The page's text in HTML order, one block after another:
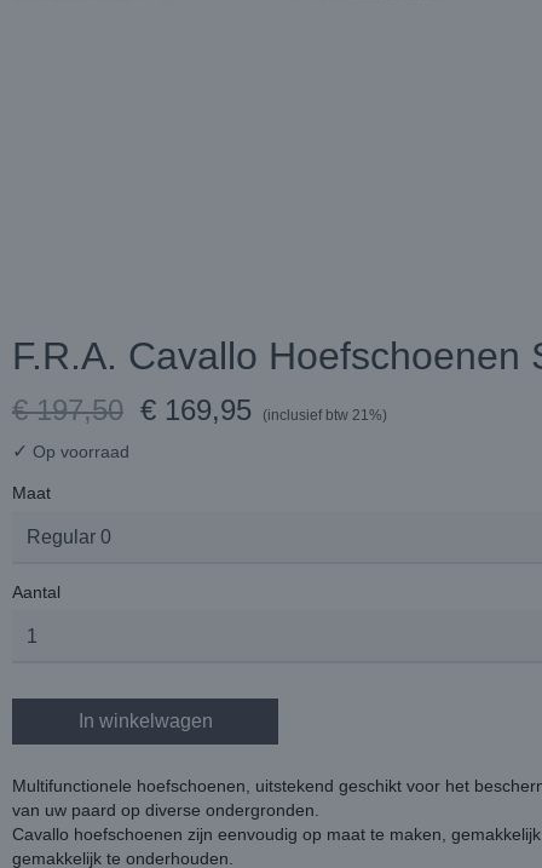
F.R.A. Cavallo Hoefschoenen
€ 197,50 € 169,95 (inclusief btw 21%)
✓ Op voorraad
Maat
Aantal
In winkelwagen
Multifunctionele hoefschoenen, uitstekend geschikt voor het
van uw paard op diverse ondergronden.
Cavallo hoefschoenen zijn eenvoudig op maat te maken,
gemakkelijk te onderhouden.